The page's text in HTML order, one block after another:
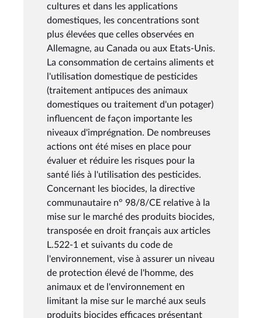
cultures et dans les applications
domestiques, les concentrations sont
plus élevées que celles observées en
Allemagne, au Canada ou aux Etats-Unis.
La consommation de certains aliments et
l'utilisation domestique de pesticides
(traitement antipuces des animaux
domestiques ou traitement d'un potager)
influencent de façon importante les
niveaux d'imprégnation. De nombreuses
actions ont été mises en place pour
évaluer et réduire les risques pour la
santé liés à l'utilisation des pesticides.
Concernant les biocides, la directive
communautaire n° 98/8/CE relative à la
mise sur le marché des produits biocides,
transposée en droit français aux articles
L.522-1 et suivants du code de
l'environnement, vise à assurer un niveau
de protection élevé de l'homme, des
animaux et de l'environnement en
limitant la mise sur le marché aux seuls
produits biocides efficaces présentant